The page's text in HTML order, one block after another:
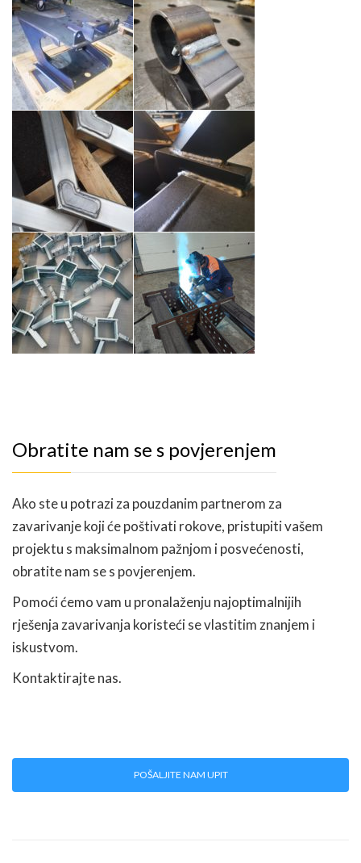
Obratite nam se s povjerenjem
Ako ste u potrazi za pouzdanim partnerom za
zavarivanje koji će poštivati rokove, pristupiti vašem
projektu s maksimalnom pažnjom i posvećenosti,
obratite nam se s povjerenjem.
Pomoći ćemo vam u pronalaženju najoptimalnijih
rješenja zavarivanja koristeći se vlastitim znanjem i
iskustvom.
Kontaktirajte nas.
POŠALJITE NAM UPIT